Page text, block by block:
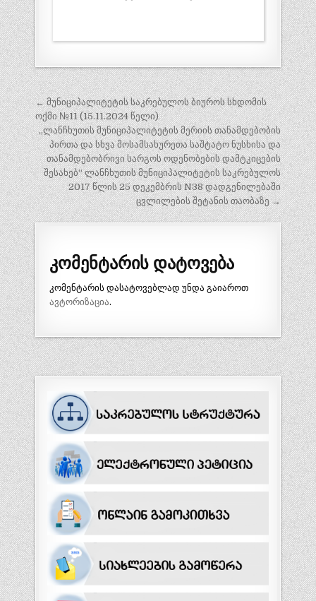
პოსტის
ნავიგაცია
← მუნიციპალიტეტის საკრებულოს ბიუროს სხდომის
ოქმი №11 (15.11.2024 წელი)
„ლანჩხუთის მუნიციპალიტეტის მერიის თანამდებობის
პირთა და სხვა მოსამსახურეთა საშტატო ნუსხისა და
თანამდებობრივი სარგოს ოდენობების დამტკიცების
შესახებ“ ლანჩხუთის მუნიციპალიტეტის საკრებულოს
2017 წლის 25 დეკემბრის N38 დადგენილებაში
ცვლილების შეტანის თაობაზე →
კომენტარის დატოვება
კომენტარის დასატოვებლად უნდა გაიაროთ
ავტორიზაცია.